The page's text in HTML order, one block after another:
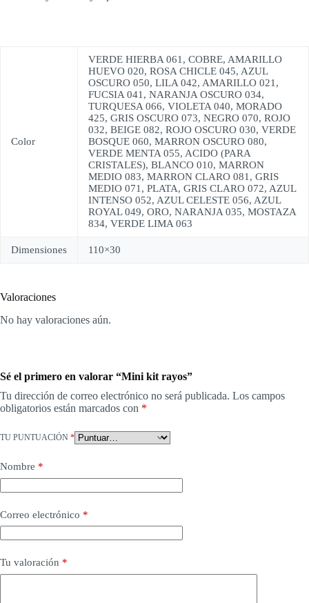
Color
VERDE HIERBA 061, COBRE, AMARILLO
HUEVO 020, ROSA CHICLE 045, AZUL
OSCURO 050, LILA 042, AMARILLO 021,
FUCSIA 041, NARANJA OSCURO 034,
TURQUESA 066, VIOLETA 040, MORADO
425, GRIS OSCURO 073, NEGRO 070, ROJO
032, BEIGE 082, ROJO OSCURO 030, VERDE
BOSQUE 060, MARRON OSCURO 080,
VERDE MENTA 055, ACIDO (PARA
CRISTALES), BLANCO 010, MARRON
MEDIO 083, MARRON CLARO 081, GRIS
MEDIO 071, PLATA, GRIS CLARO 072, AZUL
INTENSO 052, AZUL CELESTE 056, AZUL
ROYAL 049, ORO, NARANJA 035, MOSTAZA
834, VERDE LIMA 063
Dimensiones 110×30
Valoraciones
No hay valoraciones aún.
Sé el primero en valorar “Mini kit rayos”
Tu dirección de correo electrónico no será publicada. Los campos
obligatorios están marcados con *
TU PUNTUACIÓN *
Nombre *
Correo electrónico *
Tu valoración *